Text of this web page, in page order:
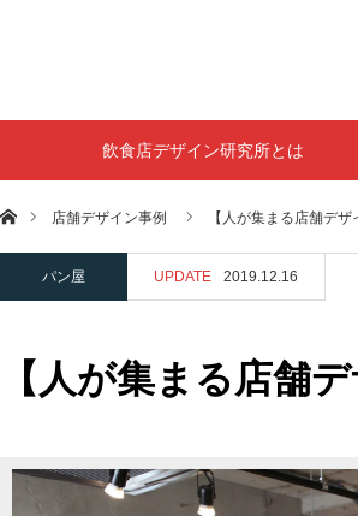
飲食店デザイン研究所とは
ホーム店舗デザイン事例 【人が集まる店舗デ
パン屋 UPDATE 2019.12.16
【人が集まる店舗